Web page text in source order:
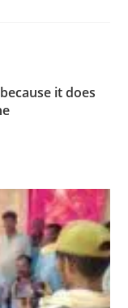
it does